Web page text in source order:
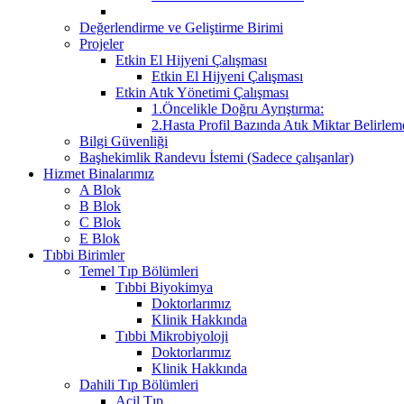
Değerlendirme ve Geliştirme Birimi
Projeler
Etkin El Hijyeni Çalışması
Etkin El Hijyeni Çalışması
Etkin Atık Yönetimi Çalışması
1.Öncelikle Doğru Ayrıştırma:
2.Hasta Profil Bazında Atık Miktar
Bilgi Güvenliği
Başhekimlik Randevu İstemi (Sadece çalışanlar)
Hizmet Binalarımız
A Blok
B Blok
C Blok
E Blok
Tıbbi Birimler
Temel Tıp Bölümleri
Tıbbi Biyokimya
Doktorlarımız
Klinik Hakkında
Tıbbi Mikrobiyoloji
Doktorlarımız
Klinik Hakkında
Dahili Tıp Bölümleri
Acil Tıp